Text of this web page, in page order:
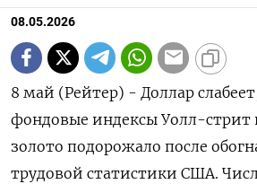
08.05.2026
8 май (Рейтер) - Доллар
фондовые индексы Уолл-стрит
золото подорожало ‌после
трудовой статистики США.